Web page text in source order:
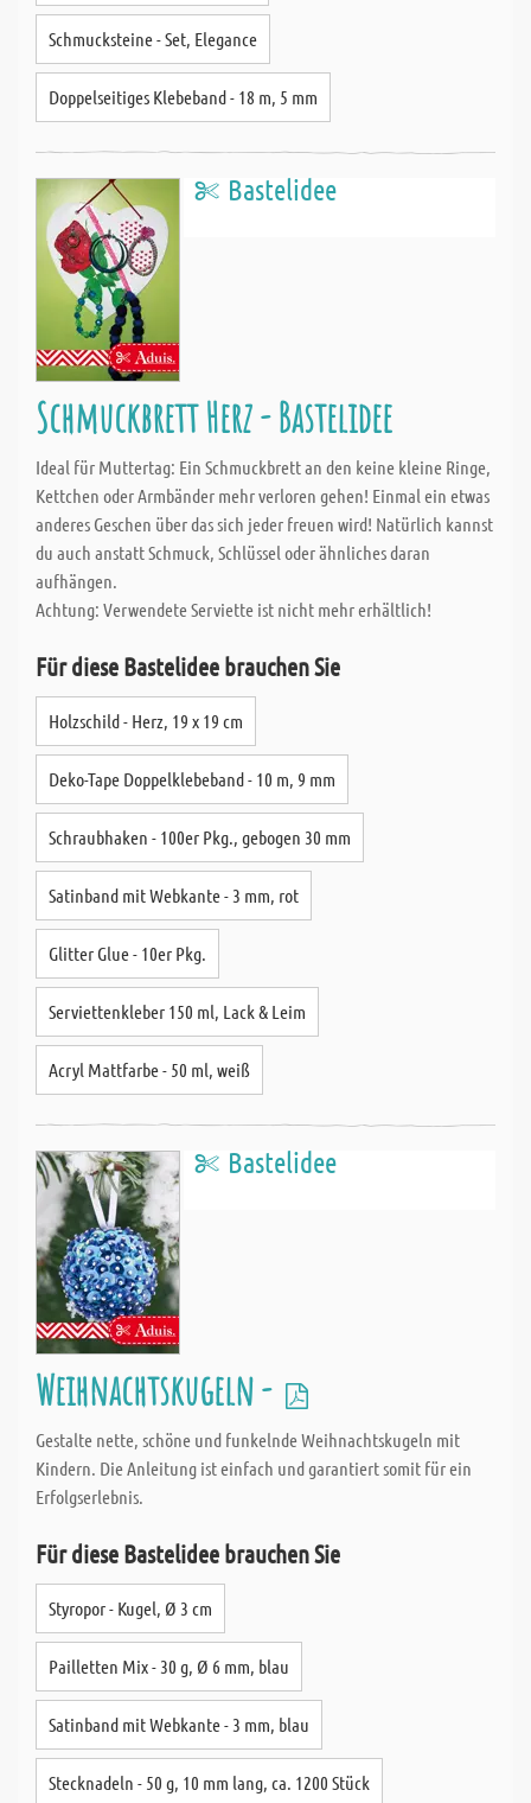
Schmucksteine - Set, Elegance
Doppelseitiges Klebeband - 18 m, 5 mm
Bastelidee
Schmuckbrett Herz - Bastelidee
Ideal für Muttertag: Ein Schmuckbrett an den keine kleine Ringe,
Kettchen oder Armbänder mehr verloren gehen! Einmal ein etwas
anderes Geschen über das sich jeder freuen wird! Natürlich kannst
du auch anstatt Schmuck, Schlüssel oder ähnliches daran
aufhängen.
Achtung: Verwendete Serviette ist nicht mehr erhältlich!
Für diese Bastelidee brauchen Sie
Holzschild - Herz, 19 x 19 cm
Deko-Tape Doppelklebeband - 10 m, 9 mm
Schraubhaken - 100er Pkg., gebogen 30 mm
Satinband mit Webkante - 3 mm, rot
Glitter Glue - 10er Pkg.
Serviettenkleber 150 ml, Lack & Leim
Acryl Mattfarbe - 50 ml, weiß
Bastelidee
Weihnachtskugeln -
Gestalte nette, schöne und funkelnde Weihnachtskugeln mit
Kindern. Die Anleitung ist einfach und garantiert somit für ein
Erfolgserlebnis.
Für diese Bastelidee brauchen Sie
Styropor - Kugel, Ø 3 cm
Pailletten Mix - 30 g, Ø 6 mm, blau
Satinband mit Webkante - 3 mm, blau
Stecknadeln - 50 g, 10 mm lang, ca. 1200 Stück